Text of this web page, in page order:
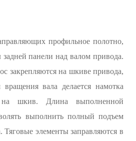
профильное полотно,
задней панели над валом привода.
закрепляются на шкиве привода,
вала делается намотка
на шкив. Длина выполненной
выполнить полный подъем
Тяговые элементы заправляются в